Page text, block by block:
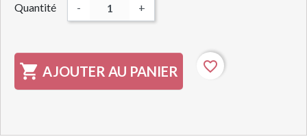
Quantité - +
 AJOUTER AU PANIER favorite_border